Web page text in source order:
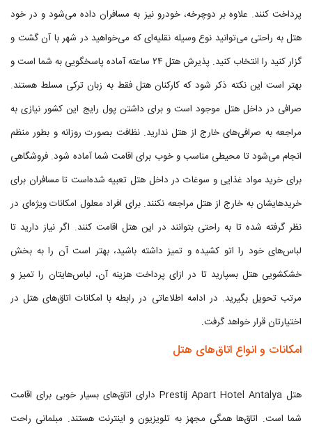
پرداخت کنند. علاوه بر دوچرخه، خودرو نیز به مسافران داده می‌شود و در خود
هتل به راحتی می‌توانید نوع وسیله نقلیه‌ای که می‌خواهید در شهر با آن گشت و
گزار کنید را انتخاب کنید. پذیرش هتل ۲۴ ساعته آماده پاسخگویی به شما است و
بهتر است این نکته ذکر شود که کارکنان هتل فقط به زبان ترکی مسلط هستند.
صرافی در داخل هتل موجود است و برای داشتن پول رایج این کشور نیازی به
مراجعه به صرافی‌های خارج از هتل ندارید. نظافت بصورت روزانه و بطور منظم
انجام می‌شود تا محیطی مناسب و خوب برای اقامت شما آماده شود. فروشگاهی
برای خرید مواد غذایی و سوغات در داخل هتل تعبیه شده‌است تا مسافران برای
خریدهایشان به خارج از هتل مراجعه نکنند. برای افراد معلول امکانات ویژه‌ای در
نظر گرفته شده تا به راحتی بتوانند در این هتل اقامت کنند. اگر نیاز دارید تا
لباس‌های خود را اتو کشیده و تمیز داشته باشید، بهتر است آن را به بخش
خشکشویی هتل بسپارید تا در ازای پرداخت هزینه آن، لباس‌هایتان را تمیز و
مرتب تحویل بگیرید. در ادامه اطلاعاتی در رابطه با امکانات اتاق‌های هتل در
اختیارتان قرار خواهد گرفت.
امکانات و انواع اتاق‌های هتل
هتل Prestij Apart Hotel Antalya دارای اتاق‌های بسیار خوبی برای اقامت
شما است. اتاق‌ها همگی مجهز به تلویزیون و اینترنت هستند. مبلمانی راحت